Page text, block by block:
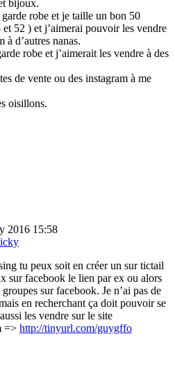
bijoux.
robe et je taille un bon 50
52 ) et j’aimerai pouvoir les vendre
à d’autres nanas.
robe et j’aimerait les vendre à des
de vente ou des instagram à me
oisillons.
2016 15:58
tu peux soit en créer un sur tictail
sur facebook le lien par ex ou alors
sur facebook. Je n’ai pas de
en recherchant ça doit pouvoir se
les vendre sur le site
=> http://tinyurl.com/guygffo